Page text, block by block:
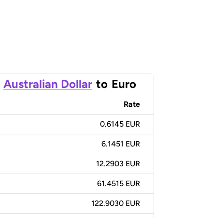
Australian Dollar to Euro
Rate
0.6145 EUR
6.1451 EUR
12.2903 EUR
61.4515 EUR
122.9030 EUR